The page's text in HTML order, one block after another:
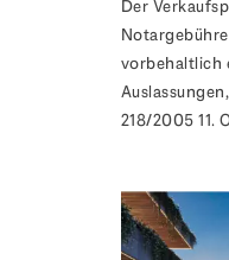
Der
vorbehaltlich
218/2005 11.